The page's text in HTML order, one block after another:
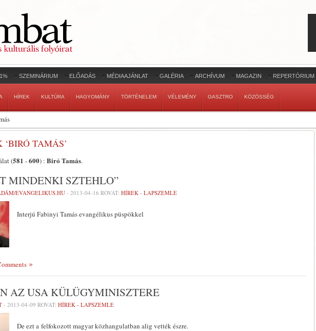
1% SZEMINÁRIUM ELŐADÁS MÉDIAAJÁNLAT GALÉRIA ARCHÍVUM MAGAZIN REPERTÓRIUM
HÍREK KULTÚRA HAGYOMÁNY TÖRTÉNELEM VÉLEMÉNY GASZTRO KÖZÖSSÉG
TAMÁS’
(581 -600) : Biró Tamás.
MINDENKI SZTEHLO”
EVANGELIKUS.HU - 2013-04-16 ROVAT: HÍREK - LAPSZEMLE
Interjú Fabinyi Tamás evangélikus püspökkel
AZ USA KÜLÜGYMINISZTERE
- 2013-04-09 ROVAT: HÍREK - LAPSZEMLE
De ezt a felfokozott magyar közhangulatban alig vették észre.